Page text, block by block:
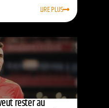
LIRE PLUS
rester au